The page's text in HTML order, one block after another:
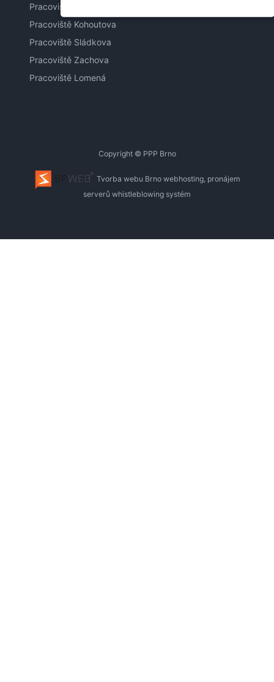
Pracoviště Purkyňova
Pracoviště Kohoutova
Pracoviště Sládkova
Pracoviště Zachova
Pracoviště Lomená
Copyright © PPP Brno
Tvorba webu Brno webhosting, pronájem
serverů whistleblowing systém